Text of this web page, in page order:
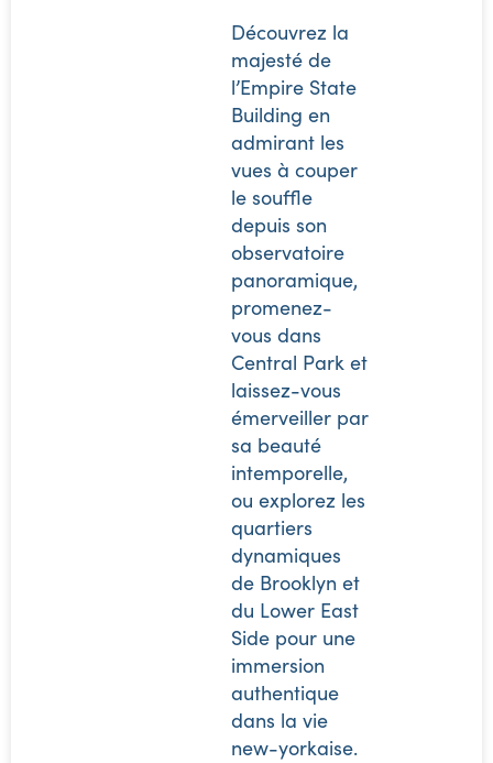
Découvrez la
majesté de
l’Empire State
Building en
admirant les
vues à couper
le souffle
depuis son
observatoire
panoramique,
promenez-
vous dans
Central Park et
laissez-vous
émerveiller par
sa beauté
intemporelle,
ou explorez les
quartiers
dynamiques
de Brooklyn et
du Lower East
Side pour une
immersion
authentique
dans la vie
new-yorkaise.